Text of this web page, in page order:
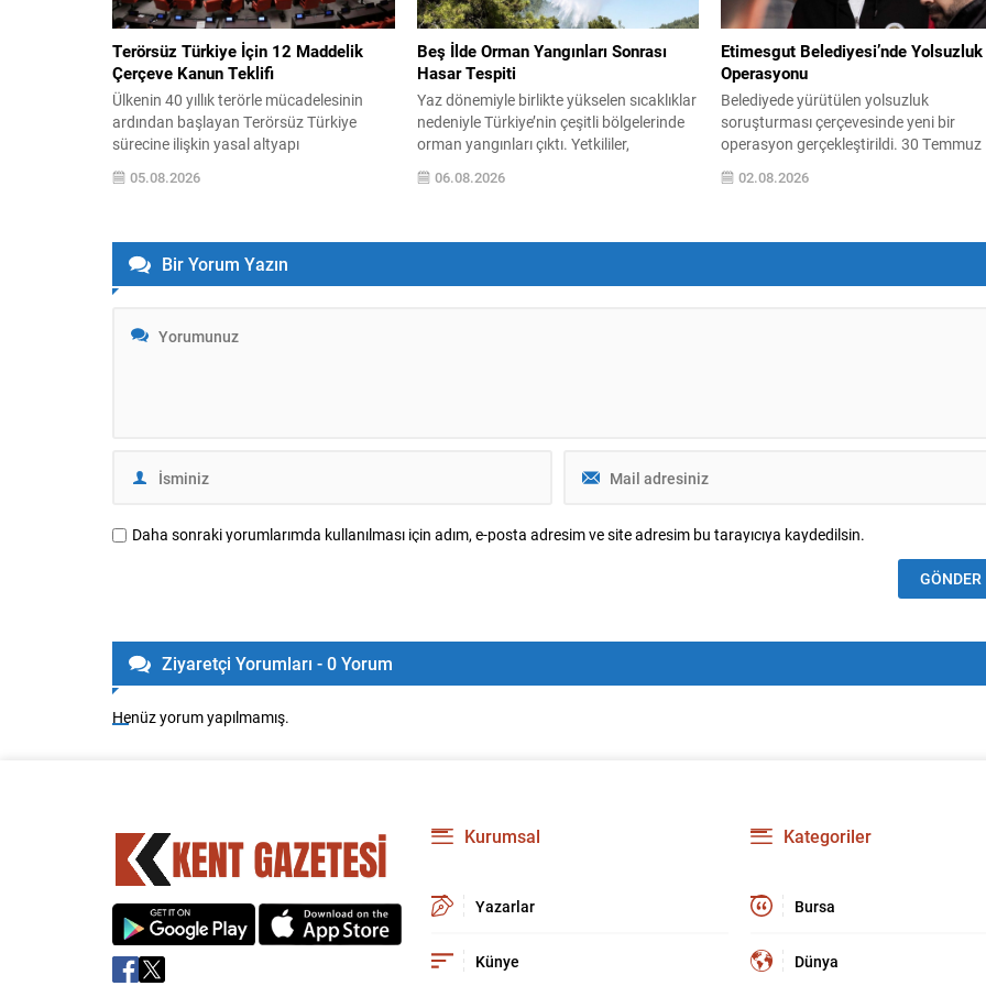
Terörsüz Türkiye İçin 12 Maddelik
Çerçeve Kanun Teklifi
Ülkenin 40 yıllık terörle mücadelesinin
ardından başlayan Terörsüz Türkiye
sürecine ilişkin yasal altyapı
oluşturuluyor. AK Parti tarafından
hazırlanan çerçeve yasa teklifi, TBMM
kamuoyuyla paylaşıldı. Hazırlanan
düzenleme, örgütün fiili varlığını sona
erdirdiğinin ve tüm silah ile mühimmatını
tespiti...
05.08.2026
Beş İlde Orman Yangınları Sonrası
Hasar Tespiti
Yaz dönemiyle birlikte yükselen sıcaklıklar
nedeniyle Türkiye’nin çeşitli bölgelerinde
orman yangınları çıktı. Yetkililer,
yangınların büyük ölçüde kontrol altına
alınmasına rağmen riskin sürmesi
06.08.2026
Etimesgut Belediyesi’nde Yolsuzluk
Operasyonu
Belediyede yürütülen yolsuzluk
soruşturması çerçevesinde yeni bir
operasyon gerçekleştirildi. 30 Temmuz
sabahı düzenlenen operasyonda,
aralarında belediye başkanının da
02.08.2026
Bir Yorum Yazın
Daha sonraki yorumlarımda kullanılması için adım, e-posta adresim ve site adresim bu tarayıcıya kaydedilsin.
Ziyaretçi Yorumları - 0 Yorum
Henüz yorum yapılmamış.
Kurumsal
Yazarlar
Künye
Kategoriler
Bursa
Dünya